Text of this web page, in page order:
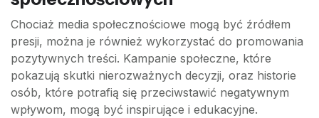
Chociaż media społecznościowe mogą być źródłem
presji, można je również wykorzystać do promowania
pozytywnych treści. Kampanie społeczne, które
pokazują skutki nierozważnych decyzji, oraz historie
osób, które potrafią się przeciwstawić negatywnym
wpływom, mogą być inspirujące i edukacyjne.